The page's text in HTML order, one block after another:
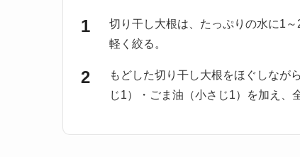
切り干し大根は、たっぷりの水に1
軽く絞る。
もどした切り干し大根をほぐしなが
じ1）・ごま油（小さじ1）を加え、